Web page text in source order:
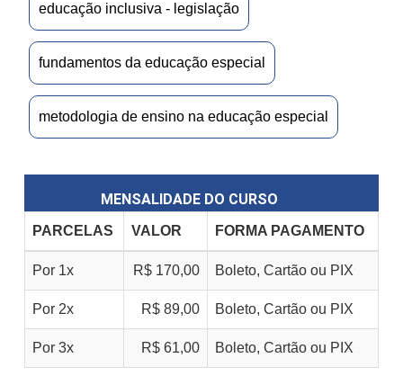
educação inclusiva - legislação
fundamentos da educação especial
metodologia de ensino na educação especial
MENSALIDADE DO CURSO
PARCELAS VALOR FORMA PAGAMENTO
Por 1x R$ 170,00 Boleto, Cartão ou PIX
Por 2x R$ 89,00 Boleto, Cartão ou PIX
Por 3x R$ 61,00 Boleto, Cartão ou PIX